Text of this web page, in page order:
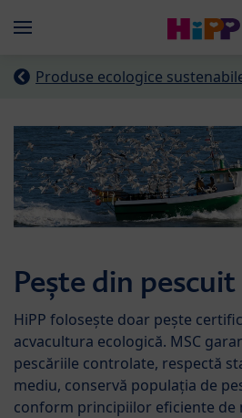
Menü
Produse ecologice
Pește din
HiPP folosește doar pește
acvacultura ecologică. MSC
pescăriile controlate, respectă
mediu, conservă populația de
conform principiilor eficiente de